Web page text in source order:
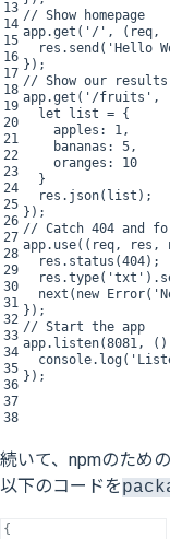
13
14
15
16
17
18
19
20
21
22
23
24
25
26
27
28
29
30
31
32
33
34
35
36
37
38
// Show homepage
app.get ( '/' , ( req ,
res . send ( 'Hello
} ) ;
// Show our results
app.get ( '/fruits' ,
let list = {
apples : 1 ,
bananas : 5 ,
oranges :
10
}
res . json( list ) ;
} ) ;
// Catch 404 and
app. use( ( req , res ,
res . status (404) ;
res .type( 'txt' ) .
next ( new Error(
} ) ;
// Start the app
app. listen(8081 , ( )
console. log(
} ) ;
続いて、npmのため
以下のコードを